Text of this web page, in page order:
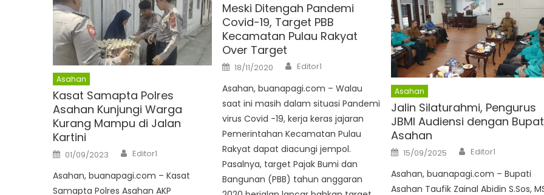
Asahan
Kasat Samapta Polres
Asahan Kunjungi Warga
Kurang Mampu di Jalan
Kartini
Posted
on
01/09/2023 Author
Editor1
Asahan, buanapagi.com – Kasat
Samapta Polres Asahan AKP
Meski Ditengah Pandemi
Covid-19, Target PBB
Kecamatan Pulau Rakyat
Over Target
Posted
on
18/11/2020 Author
Editor1
Asahan, buanapagi.com – Walau
saat ini masih dalam situasi Pandemi
virus Covid -19, kerja keras jajaran
Pemerintahan Kecamatan Pulau
Rakyat dapat diacungi jempol.
Pasalnya, target Pajak Bumi dan
Bangunan (PBB) tahun anggaran
Asahan
Jalin Silaturahmi, Pengurus
JBMI Audiensi dengan
Asahan
Posted
on
15/09/2025 Author
Editor1
Asahan, buanapagi.com – Bupati
Asahan Taufik Zainal Abidin S.Sos,